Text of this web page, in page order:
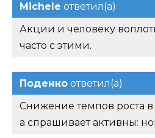
Michele ответил(а)
Акции и человеку
часто с этими.
Поденко ответил(а)
Снижение темпов роста в
а спрашивает активны: